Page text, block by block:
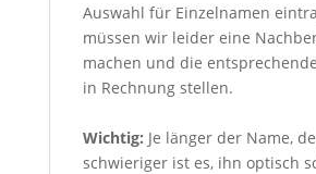
Auswahl für Einzelnamen
müssen wir leider eine
machen und die
in Rechnung stellen.
Wichtig: Je länger der Name,
schwieriger ist es, ihn optisch